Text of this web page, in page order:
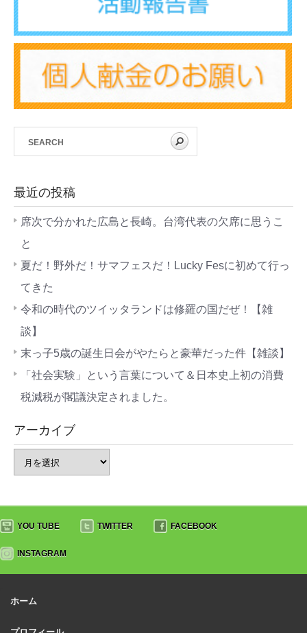
最近の投稿
席次で分かれた広島と長崎。台湾代表の欠席に思うこ
と
夏だ！野外だ！サマフェスだ！Lucky Fesに初めて行っ
てきた
令和の時代のツイッタランドは修羅の国だぜ！【雑
談】
末っ子5歳の誕生日会がやたらと豪華だった件【雑談】
「社会実験」という言葉について＆日本史上初の消費
税減税が閣議決定されました。
アーカイブ
YOU TUBE TWITTER FACEBOOK
INSTAGRAM
ホーム